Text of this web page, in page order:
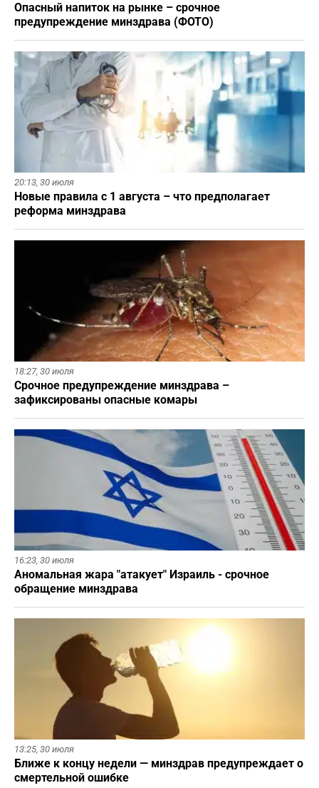
Опасный напиток на рынке – срочное
предупреждение минздрава (ФОТО)
20:13, 30 июля
Новые правила с 1 августа – что предполагает
реформа минздрава
18:27, 30 июля
Срочное предупреждение минздрава –
зафиксированы опасные комары
16:23, 30 июля
Аномальная жара "атакует" Израиль - срочное
обращение минздрава
13:25, 30 июля
Ближе к концу недели — минздрав предупреждает о
смертельной ошибке